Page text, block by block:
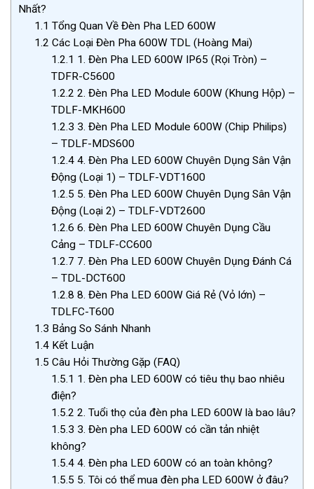
Nhất?
1.1 Tổng Quan Về Đèn Pha LED 600W
1.2 Các Loại Đèn Pha 600W TDL (Hoàng Mai)
1.2.1 1. Đèn Pha LED 600W IP65 (Rọi Tròn) –
TDFR-C5600
1.2.2 2. Đèn Pha LED Module 600W (Khung Hộp) –
TDLF-MKH600
1.2.3 3. Đèn Pha LED Module 600W (Chip Philips)
– TDLF-MDS600
1.2.44. Đèn Pha LED 600W Chuyên Dụng Sân Vận
Động (Loại 1) – TDLF-VDT1600
1.2.5 5. Đèn Pha LED 600W Chuyên Dụng Sân Vận
Động (Loại 2) – TDLF-VDT2600
1.2.6 6. Đèn Pha LED 600W Chuyên Dụng Cầu
Cảng – TDLF-CC600
1.2.7 7. Đèn Pha LED 600W Chuyên Dụng Đánh Cá
– TDL-DCT600
1.2.8 8. Đèn Pha LED 600W Giá Rẻ (Vỏ lớn) –
TDLFC-T600
1.3 Bảng So Sánh Nhanh
1.4 Kết Luận
1.5 Câu Hỏi Thường Gặp (FAQ)
1.5.1 1. Đèn pha LED 600W có tiêu thụ bao nhiêu
điện?
1.5.2 2. Tuổi thọ của đèn pha LED 600W là bao lâu?
1.5.3 3. Đèn pha LED 600W có cần tản nhiệt
không?
1.5.44. Đèn pha LED 600W có an toàn không?
1.5.5 5. Tôi có thể mua đèn pha LED 600W ở đâu?